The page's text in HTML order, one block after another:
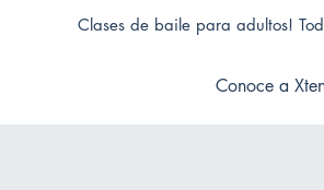
Clases de baile para adultos!
Conoce a